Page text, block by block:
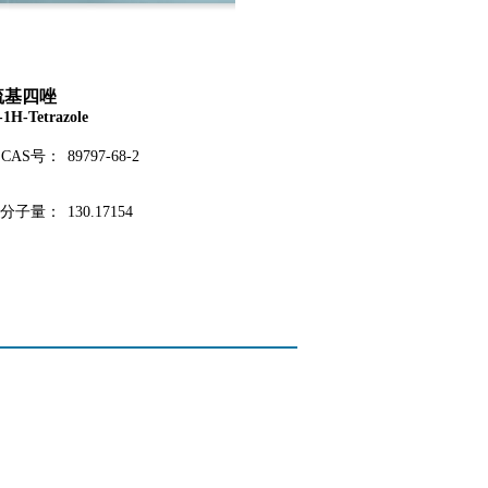
基四唑
Tetrazole
CAS号： 89797-68-2
分子量： 130.17154